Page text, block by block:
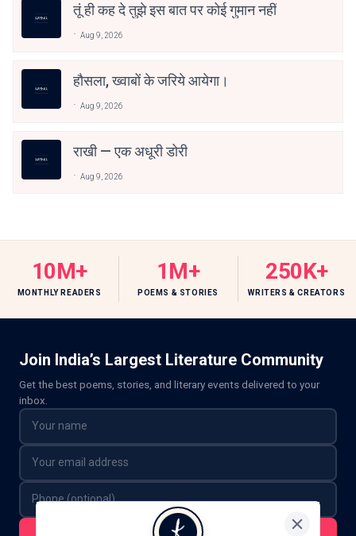
तूं ही कह दे तुझे इस बात पर कोई गुमान नहीं
Aug 9, 2026
हौसला, ख्वाबों के जरिये आयेगा।
Aug 9, 2026
राखी — एक अधूरी डोरी
Aug 9, 2026
10M+
MONTHLY READERS
1M+
POEMS & STORIES
250K+
WRITERS & CREATORS
Join India’s Largest Literature Community
Get the best poems, stories, and literary events delivered to your
inbox.